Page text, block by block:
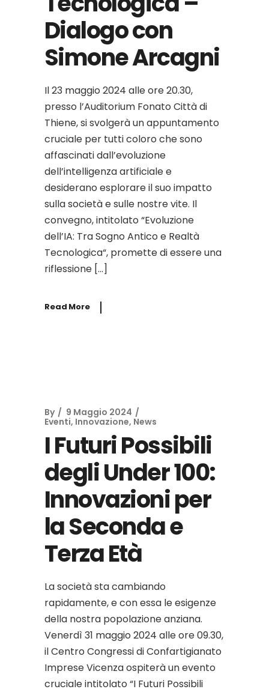
Dialogo con
Simone Arcagni
Il 23 maggio 2024 alle ore 20.30,
presso l’Auditorium Fonato Città di
Thiene, si svolgerà un appuntamento
cruciale per tutti coloro che sono
affascinati dall’evoluzione
dell’intelligenza artificiale e
desiderano esplorare il suo impatto
sulla società e sulle nostre vite. Il
convegno, intitolato “Evoluzione
dell’IA: Tra Sogno Antico e Realtà
Tecnologica“, promette di essere una
riflessione […]
Read More
By
9 Maggio 2024
Eventi, Innovazione, News
I Futuri Possibili
degli Under 100:
Innovazioni per
la Seconda e
Terza Età
La società sta cambiando
rapidamente, e con essa le esigenze
della nostra popolazione anziana.
Venerdì 31 maggio 2024 alle ore 09.30,
il Centro Congressi di Confartigianato
Imprese Vicenza ospiterà un evento
cruciale intitolato “I Futuri Possibili